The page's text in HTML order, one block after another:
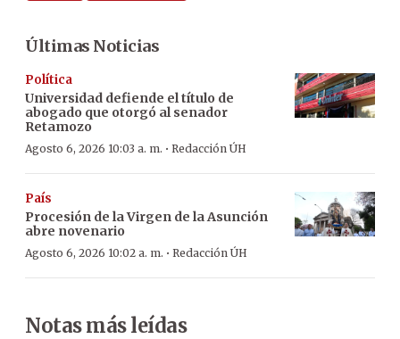
Últimas Noticias
Política
Universidad defiende el título de
abogado que otorgó al senador
Retamozo
Agosto 6, 2026 10:03 a. m. · Redacción ÚH
País
Procesión de la Virgen de la Asunción
abre novenario
Agosto 6, 2026 10:02 a. m. · Redacción ÚH
Notas más leídas